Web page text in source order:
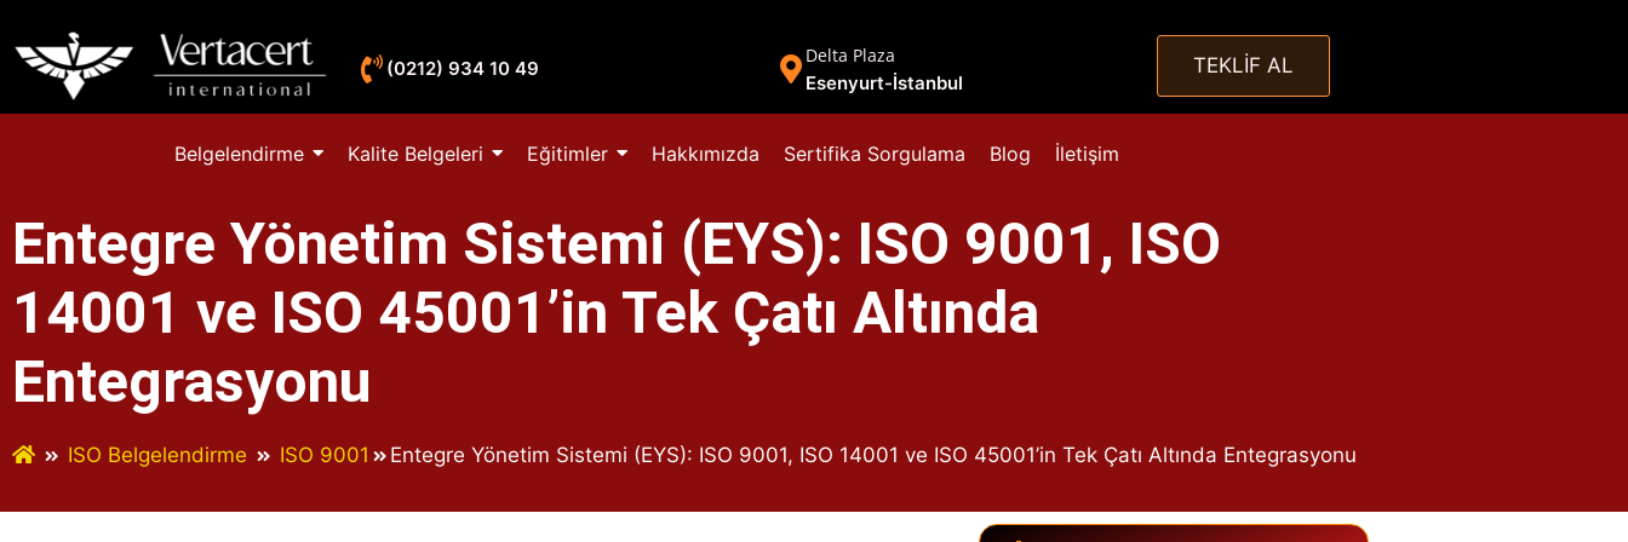
(0212) 934 10 49
Delta Plaza
Esenyurt-İstanbul
TEKLİF AL
Belgelendirme Kalite Belgeleri Eğitimler Hakkımızda Sertifika Sorgulama Blog İletişim
Entegre Yönetim Sistemi (EYS): ISO 9001, ISO
14001 ve ISO 45001’in Tek Çatı Altında
Entegrasyonu
ISO Belgelendirme ISO 9001 Entegre Yönetim Sistemi (EYS): ISO 9001, ISO 14001 ve ISO 45001’in Tek Çatı Altında Entegrasyonu